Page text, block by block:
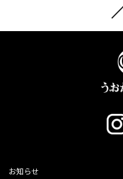
お知らせ